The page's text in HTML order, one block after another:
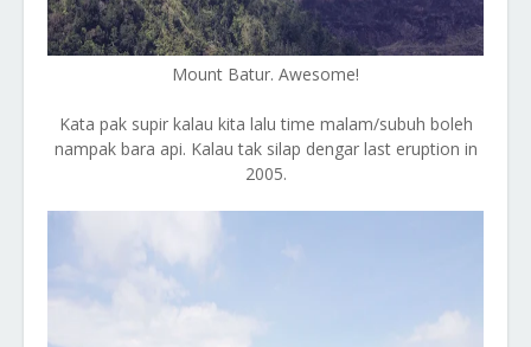
Mount Batur. Awesome!
Kata pak supir kalau kita lalu time malam/subuh boleh
nampak bara api. Kalau tak silap dengar last eruption in
2005.